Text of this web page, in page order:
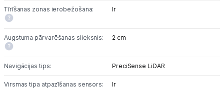
Tīrīšanas zonas ierobežošana: Ir
Augstuma pārvarēšanas slieksnis: 2 cm
Navigācijas tips: PreciSense LiDAR
Virsmas tipa atpazīšanas sensors: Ir